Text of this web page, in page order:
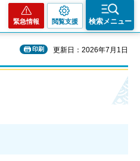
緊急情報 閲覧支援 検索メニュー
印刷 更新日：2026年7月1日